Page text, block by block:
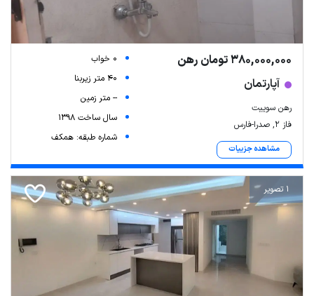
380,000,000 تومان رهن
آپارتمان
رهن سوییت
فاز ۲, صدرا-فارس
مشاهده جزییات
0 خواب
40 متر زیربنا
-- متر زمین
سال ساخت 1398
شماره طبقه: همکف
1 تصویر